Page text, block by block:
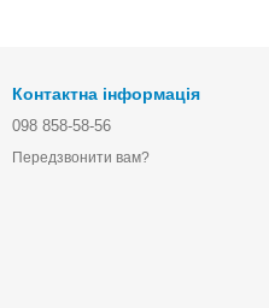
Контактна інформація
098 858-58-56
Передзвонити вам?